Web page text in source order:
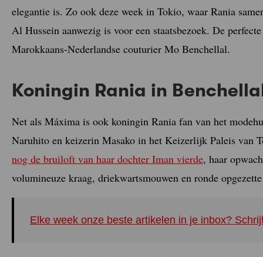
elegantie is. Zo ook deze week in Tokio, waar Rania
Al Hussein aanwezig is voor een staatsbezoek. De
Marokkaans-Nederlandse couturier Mo Benchellal.
Koningin Rania in
Net als Máxima is ook koningin Rania fan van het
Naruhito en keizerin Masako in het Keizerlijk Paleis van
nog de bruiloft van haar dochter Iman vierde, haar
volumineuze kraag, driekwartsmouwen en ronde
Elke week onze beste artikelen in je inbox?